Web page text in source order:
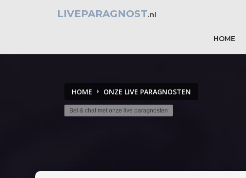
LIVEPARAGNOST.nl
HOME
HOME ONZE LIVE PARAGNOSTEN
Bel & chat met onze live paragnosten